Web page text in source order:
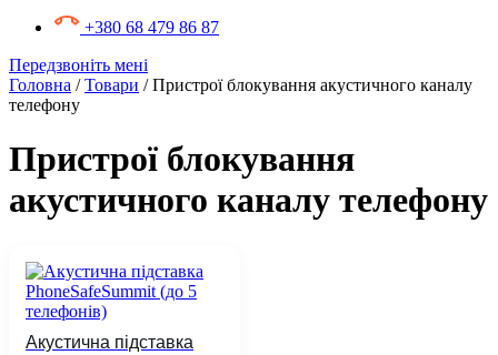
+380 68 479 86 87
Передзвоніть мені
Головна /Товари / Пристрої блокування акустичного каналу
телефону
Пристрої блокування
акустичного каналу телефону
Акустична підставка